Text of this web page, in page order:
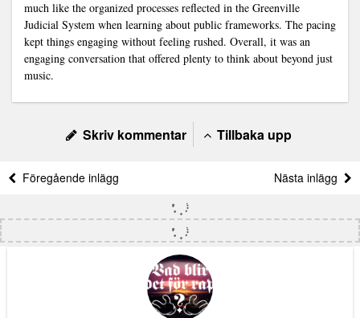
much like the organized processes reflected in the Greenville
Judicial System when learning about public frameworks. The pacing
kept things engaging without feeling rushed. Overall, it was an
engaging conversation that offered plenty to think about beyond just
music.
Skriv kommentar Tillbaka upp
Föregående inlägg Nästa inlägg